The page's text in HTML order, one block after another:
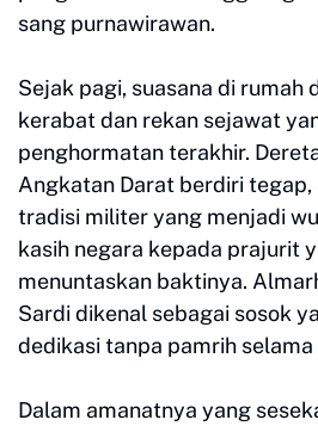
sang purnawirawan.
Sejak pagi, suasana di rumah
kerabat dan rekan sejawat
penghormatan terakhir.
Angkatan Darat berdiri tegap,
tradisi militer yang menjadi
kasih negara kepada prajurit
menuntaskan baktinya.
Sardi dikenal sebagai sosok
dedikasi tanpa pamrih selama
Dalam amanatnya yang